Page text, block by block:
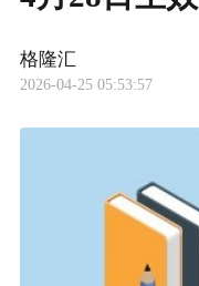
格隆汇
2026-04-25 05:53:57